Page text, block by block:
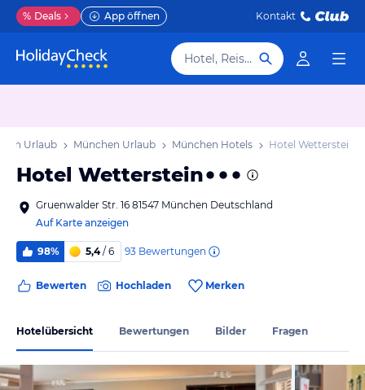
% Deals App öffnen Kontakt
Hotel, Reiseziel
Urlaub München Urlaub München Hotels Hotel Wetterstein
Hotel Wetterstein
Gruenwalder Str. 16 81547 München Deutschland
Auf Karte anzeigen
98% 5,4/ 6 93 Bewertungen
Bewerten Hochladen Merken
Hotelübersicht Bewertungen Bilder Fragen